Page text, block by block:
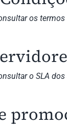
os termos
o SLA